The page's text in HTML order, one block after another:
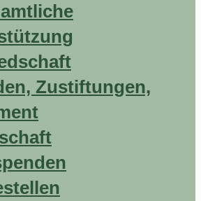
Zustiftungen,